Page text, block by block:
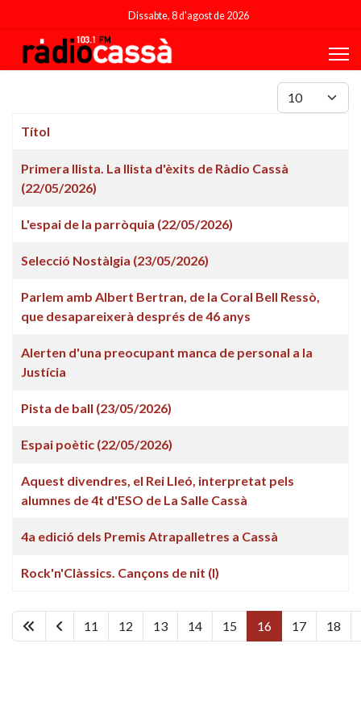
Dissabte, 8 d'agost de 2026
Mostrar #
Títol
Primera llista. La llista d'èxits de Ràdio Cassà
(22/05/2026)
L'espai de la parròquia (22/05/2026)
Selecció Nostàlgia (23/05/2026)
Parlem amb Albert Bertran, de la Coral Bell Ressò,
que desapareixerà després de 46 anys
Alerten d'una preocupant manca de personal a la
Justícia
Pista de ball (23/05/2026)
Espai poètic (22/05/2026)
Aquest divendres, el Rei Lleó, interpretat pels
alumnes de 4t d'ESO de La Salle Cassà
4a edició dels Premis Atrapalletres a Cassà
Rock'n'Clàssics. Cançons de nit (I)
Pàgina 16 de 449
11 12 13 14 15 16 17 18